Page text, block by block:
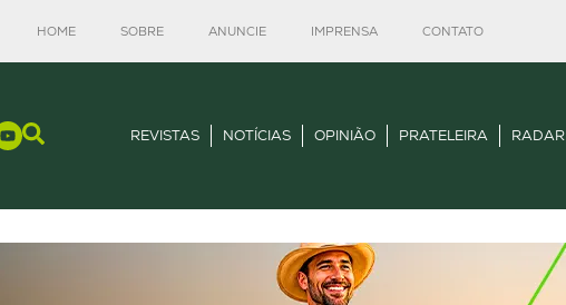
HOME SOBRE ANUNCIE IMPRENSA CONTATO
REVISTAS NOTÍCIAS OPINIÃO PRATELEIRA